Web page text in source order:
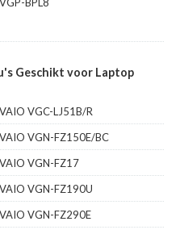
VGP-BPL8
Geschikt voor Laptop
VAIO VGC-LJ51B/R
VAIO VGN-FZ150E/BC
VAIO VGN-FZ17
VAIO VGN-FZ190U
VAIO VGN-FZ290E